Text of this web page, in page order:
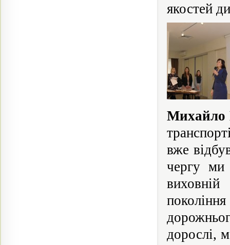
якостей
Михайло
вже
чергу ми
дорослі,